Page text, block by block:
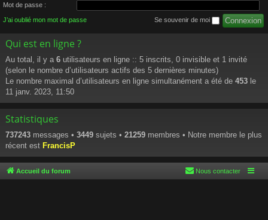
Mot de passe :
J’ai oublié mon mot de passe Se souvenir de moi
Qui est en ligne ?
Au total, il y a 6 utilisateurs en ligne :: 5 inscrits, 0 invisible et 1 invité
(selon le nombre d’utilisateurs actifs des 5 dernières minutes)
Le nombre maximal d’utilisateurs en ligne simultanément a été de 453 le
11 janv. 2023, 11:50
Statistiques
737243 messages • 3449 sujets • 21259 membres • Notre membre le plus
récent est FrancisP
Accueil du forum Nous contacter